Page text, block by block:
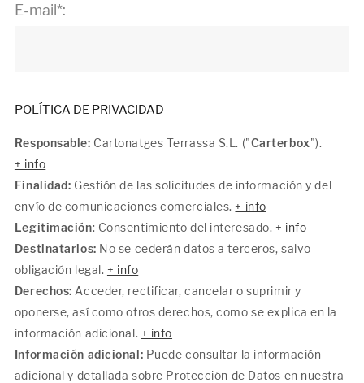
E-mail*:
POLÍTICA DE PRIVACIDAD
Responsable: Cartonatges Terrassa S.L. ("Carterbox").
+ info
Finalidad: Gestión de las solicitudes de información y del
envío de comunicaciones comerciales. + info
Legitimación: Consentimiento del interesado. + info
Destinatarios: No se cederán datos a terceros, salvo
obligación legal. + info
Derechos: Acceder, rectificar, cancelar o suprimir y
oponerse, así como otros derechos, como se explica en la
información adicional. + info
Información adicional: Puede consultar la información
adicional y detallada sobre Protección de Datos en nuestra